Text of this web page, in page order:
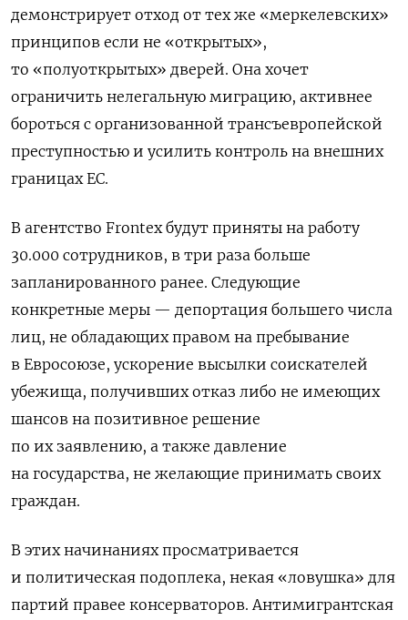
демонстрирует отход от тех же «меркелевских»
принципов если не «открытых»,
то «полуоткрытых» дверей. Она хочет
ограничить нелегальную миграцию, активнее
бороться с организованной трансъевропейской
преступностью и усилить контроль на внешних
границах ЕС.
В агентство Frontex будут приняты на работу
30.000 сотрудников, в три раза больше
запланированного ранее. Следующие
конкретные меры — депортация большего числа
лиц, не обладающих правом на пребывание
в Евросоюзе, ускорение высылки соискателей
убежища, получивших отказ либо не имеющих
шансов на позитивное решение
по их заявлению, а также давление
на государства, не желающие принимать своих
граждан.
В этих начинаниях просматривается
и политическая подоплека, некая «ловушка» для
партий правее консерваторов. Антимигрантская